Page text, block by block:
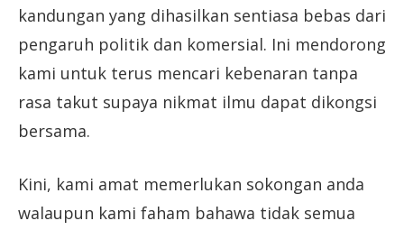
kandungan yang dihasilkan sentiasa bebas dari
pengaruh politik dan komersial. Ini mendorong
kami untuk terus mencari kebenaran tanpa
rasa takut supaya nikmat ilmu dapat dikongsi
bersama.
Kini, kami amat memerlukan sokongan anda
walaupun kami faham bahawa tidak semua